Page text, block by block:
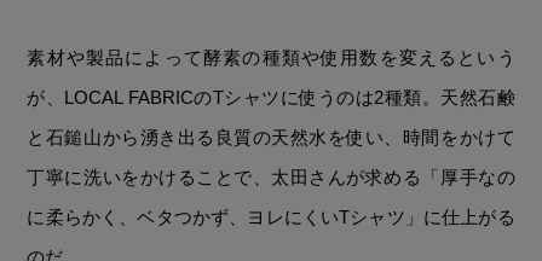
素材や製品によって酵素の種類や使用数を変えるという
が、LOCAL FABRICのTシャツに使うのは2種類。天然石鹸
と石鎚山から湧き出る良質の天然水を使い、時間をかけて
丁寧に洗いをかけることで、太田さんが求める「厚手なの
に柔らかく、ベタつかず、ヨレにくいTシャツ」に仕上がる
のだ。